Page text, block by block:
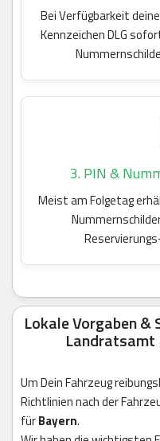
Bei Verfügbarkeit
Kennzeichen DLG
3. PIN &
Meist am Folgetag
Lokale Vorgaben
Landratsamt
Um Dein Fahrzeug
Richtlinien nach der
fürBayern.